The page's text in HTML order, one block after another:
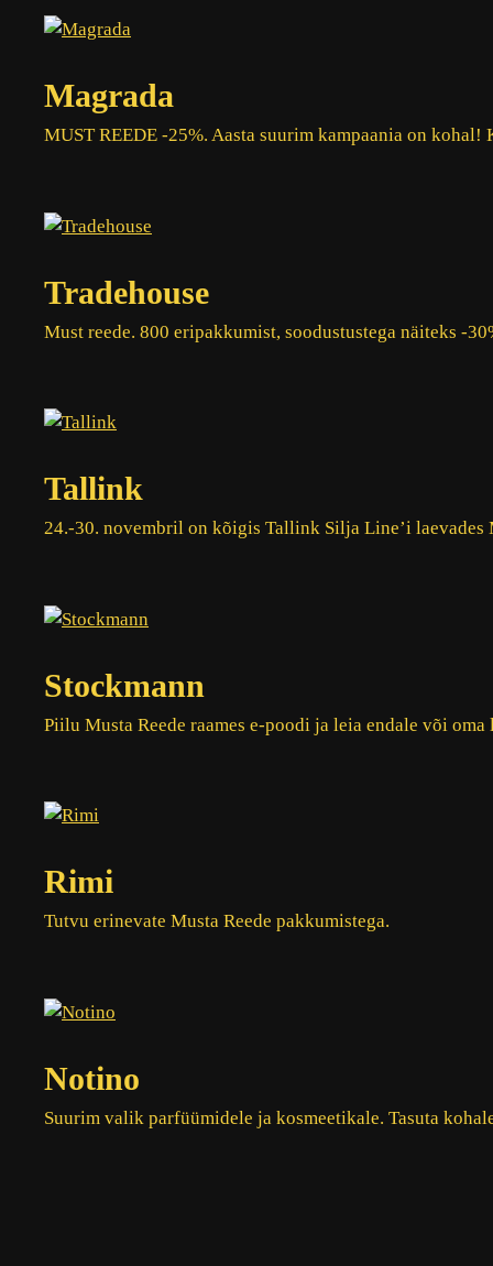
Magrada
MUST REEDE -25%. Aasta suurim kampaania on
Tradehouse
Must reede. 800 eripakkumist, soodustustega näiteks -
Tallink
24.-30. novembril on kõigis Tallink Silja Line’i laevades
Stockmann
Piilu Musta Reede raames e-poodi ja leia endale või
Rimi
Tutvu erinevate Musta Reede pakkumistega.
Notino
Suurim valik parfüümidele ja kosmeetikale. Tasuta